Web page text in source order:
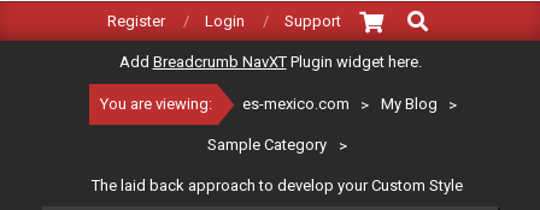
Navigation
Register Login Support
Search
Add Breadcrumb NavXTPlugin widget here.
You are viewing: es-mexico.com > My Blog >
Sample Category >
The laid back approach to develop your Custom Style